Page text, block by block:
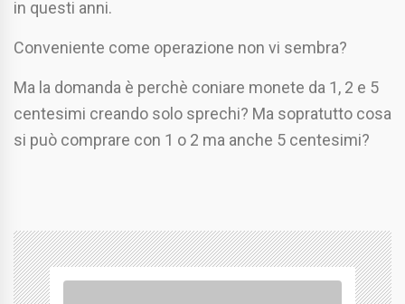
in questi anni.
Conveniente come operazione non vi sembra?
Ma la domanda è perchè coniare monete da 1, 2 e 5
centesimi creando solo sprechi? Ma sopratutto cosa
si può comprare con 1 o 2 ma anche 5 centesimi?